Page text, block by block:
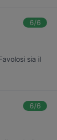
6/6
sia il
6/6